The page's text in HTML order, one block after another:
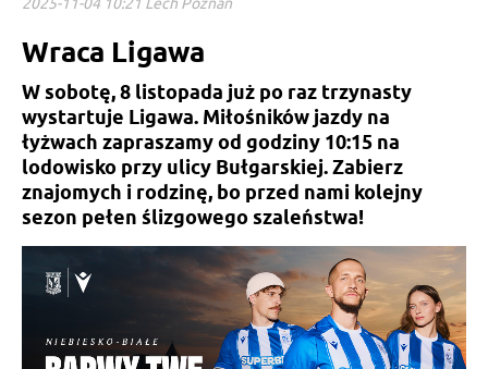
Wraca Ligawa
W sobotę, 8 listopada już po raz trzynasty
wystartuje Ligawa. Miłośników jazdy na
łyżwach zapraszamy od godziny 10:15 na
lodowisko przy ulicy Bułgarskiej. Zabierz
znajomych i rodzinę, bo przed nami kolejny
sezon pełen ślizgowego szaleństwa!